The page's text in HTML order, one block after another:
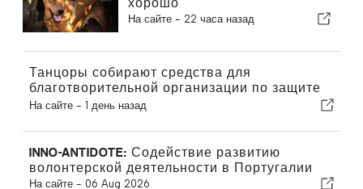
На сайте - 22 часа назад
Танцоры собирают средства для
благотворительной организации по защите
кошек
На сайте - 1 день назад
INNO-ANTIDOTE: Содействие развитию
волонтерской деятельности в Португалии
На сайте - 06 Aug 2026